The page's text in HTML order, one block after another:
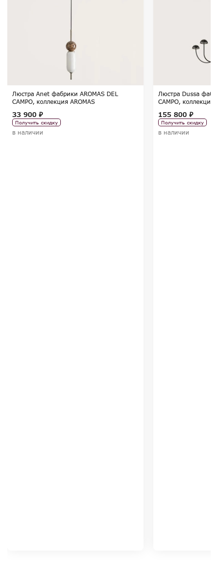
Люстра Anet фабрики AROMAS DEL
CAMPO, коллекция AROMAS
33 900 ₽
Получить скидку
в наличии
Люстра Dussa
CAMPO, коллекция
155 800 ₽
Получить скидку
в наличии